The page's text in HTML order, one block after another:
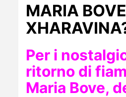
MARIA
Per i
ritorno di
Maria Bove,